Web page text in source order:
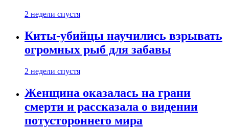
2 недели спустя
Киты-убийцы научились взрывать
огромных рыб для забавы
2 недели спустя
Женщина оказалась на грани
смерти и рассказала о видении
потустороннего мира